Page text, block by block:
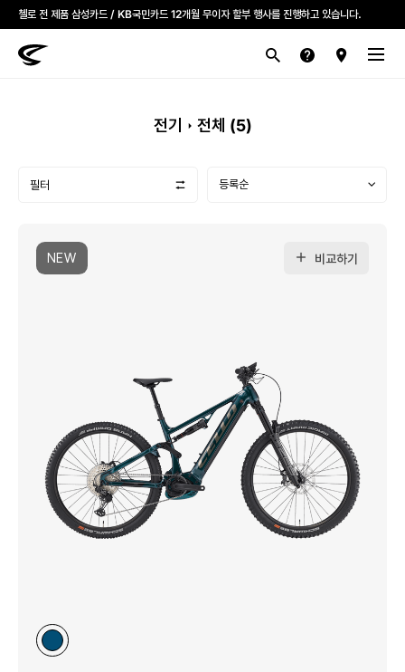
첼로 전 제품 삼성카드 / KB국민카드 12개월 무이자 할부 행사를 진행하고 있습니다.
전기 전체 (5)
필터
NEW 비교하기